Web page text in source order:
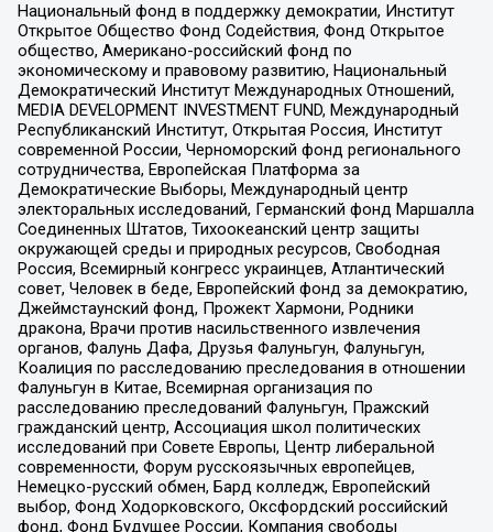
Национальный фонд в поддержку демократии, Институт
Открытое Общество Фонд Содействия, Фонд Открытое
общество, Американо-российский фонд по
экономическому и правовому развитию, Национальный
Демократический Институт Международных Отношений,
MEDIA DEVELOPMENT INVESTMENT FUND, Международный
Республиканский Институт, Открытая Россия, Институт
современной России, Черноморский фонд регионального
сотрудничества, Европейская Платформа за
Демократические Выборы, Международный центр
электоральных исследований, Германский фонд Маршалла
Соединенных Штатов, Тихоокеанский центр защиты
окружающей среды и природных ресурсов, Свободная
Россия, Всемирный конгресс украинцев, Атлантический
совет, Человек в беде, Европейский фонд за демократию,
Джеймстаунский фонд, Прожект Хармони, Родники
дракона, Врачи против насильственного извлечения
органов, Фалунь Дафа, Друзья Фалуньгун, Фалуньгун,
Коалиция по расследованию преследования в отношении
Фалуньгун в Китае, Всемирная организация по
расследованию преследований Фалуньгун, Пражский
гражданский центр, Ассоциация школ политических
исследований при Совете Европы, Центр либеральной
современности, Форум русскоязычных европейцев,
Немецко-русский обмен, Бард колледж, Европейский
выбор, Фонд Ходорковского, Оксфордский российский
фонд, Фонд Будущее России, Компания свободы